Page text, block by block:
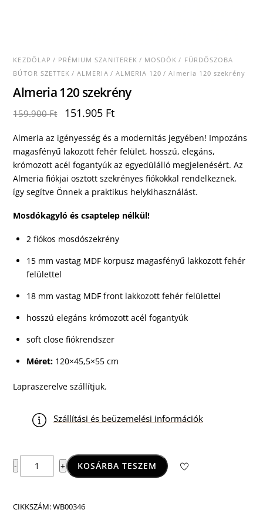
KEZDŐLAP / PRÉMIUM SZANITEREK / MOSDÓK / FÜRDŐSZOBA
BÚTOR SZETTEK /ALMERIA/ ALMERIA 120 / Almeria 120 szekrény
Almeria 120 szekrény
159.900Ft
Original
was:
159.900 Ft.
151.905 FtCurrent
is:
151.905 Ft.
Almeria az igényesség és a modernitás jegyében! Impozáns
magasfényű lakozott fehér felület, hosszú, elegáns,
krómozott acél fogantyúk az egyedülálló megjelenésért. Az
Almeria fiókjai osztott szekrényes fiókokkal rendelkeznek,
így segítve Önnek a praktikus helykihasználást.
Mosdókagyló és csaptelep nélkül!
2 fiókos mosdószekrény
15 mm vastag MDF korpusz magasfényű lakkozott fehér
felülettel
18 mm vastag MDF front lakkozott fehér felülettel
hosszú elegáns krómozott acél fogantyúk
soft close fiókrendszer
Méret:120×45,5×55 cm
Lapraszerelve szállítjuk.
Szállítási és beüzemelési információk
-
Almeria
120
mennyiség
+ KOSÁRBA TESZEM
CIKKSZÁM:WB00346